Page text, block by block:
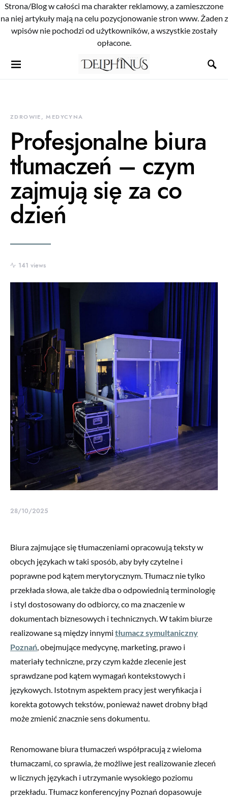
Strona/Blog w całości ma charakter reklamowy, a zamieszczone
na niej artykuły mają na celu pozycjonowanie stron www. Żaden z
wpisów nie pochodzi od użytkowników, a wszystkie zostały
opłacone.
ZDROWIE, MEDYCYNA
Profesjonalne biura
tłumaczeń – czym
zajmują się za co
dzień
141 views
28/10/2025
Biura zajmujące się tłumaczeniami opracowują teksty w
obcych językach w taki sposób, aby były czytelne i
poprawne pod kątem merytorycznym. Tłumacz nie tylko
przekłada słowa, ale także dba o odpowiednią terminologię
i styl dostosowany do odbiorcy, co ma znaczenie w
dokumentach biznesowych i technicznych. W takim biurze
realizowane są między innymi tłumacz symultaniczny
Poznań, obejmujące medycynę, marketing, prawo i
materiały techniczne, przy czym każde zlecenie jest
sprawdzane pod kątem wymagań kontekstowych i
językowych. Istotnym aspektem pracy jest weryfikacja i
korekta gotowych tekstów, ponieważ nawet drobny błąd
może zmienić znacznie sens dokumentu.
Renomowane biura tłumaczeń współpracują z wieloma
tłumaczami, co sprawia, że możliwe jest realizowanie zleceń
w licznych językach i utrzymanie wysokiego poziomu
przekładu. Tłumacz konferencyjny Poznań dopasowuje